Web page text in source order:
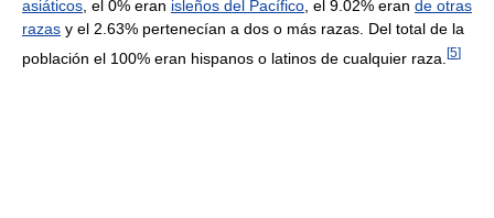
asiáticos , el 0% eran isleños del Pacífico , el 9.02% eran de otras
razas y el 2.63% pertenecían a dos o más razas. Del total de la
población el 100% eran hispanos o latinos de cualquier raza. [5]